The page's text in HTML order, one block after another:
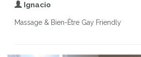
Ignacio
Massage & Bien-Être Gay Friendly